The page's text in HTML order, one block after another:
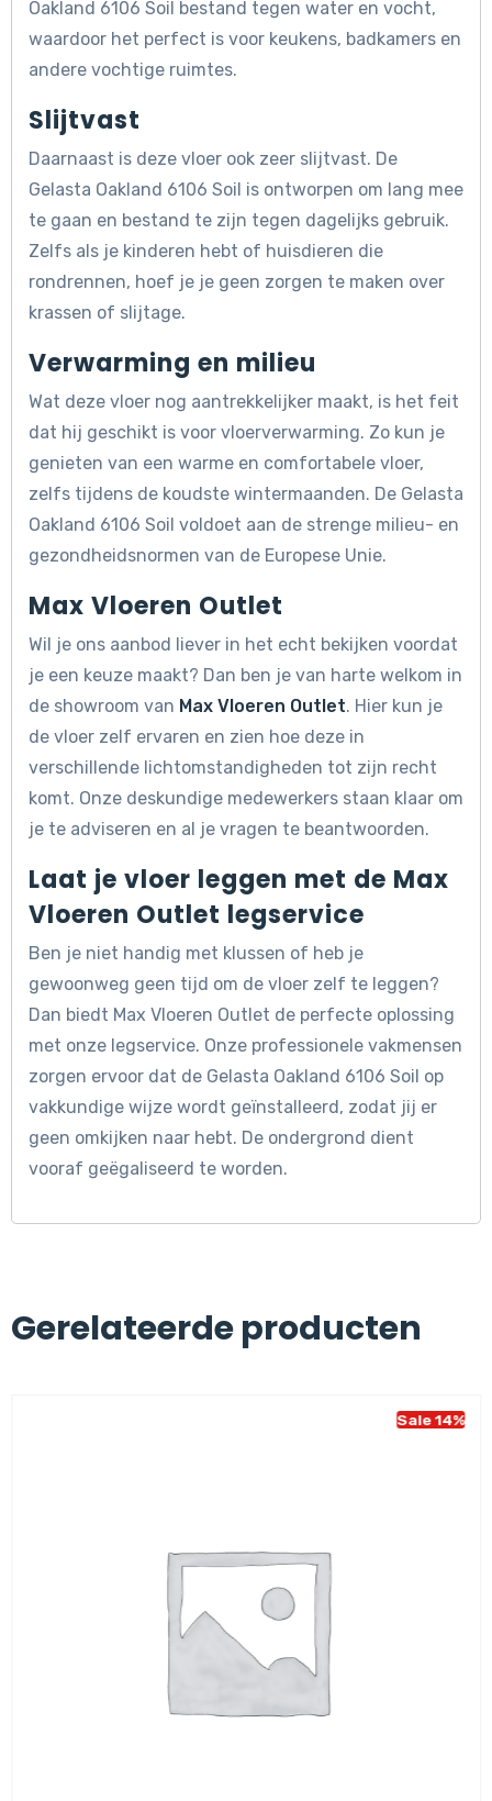
Oakland 6106 Soil bestand tegen water en vocht,
waardoor het perfect is voor keukens, badkamers en
andere vochtige ruimtes.
Slijtvast
Daarnaast is deze vloer ook zeer slijtvast. De
Gelasta Oakland 6106 Soil is ontworpen om lang mee
te gaan en bestand te zijn tegen dagelijks gebruik.
Zelfs als je kinderen hebt of huisdieren die
rondrennen, hoef je je geen zorgen te maken over
krassen of slijtage.
Verwarming en milieu
Wat deze vloer nog aantrekkelijker maakt, is het feit
dat hij geschikt is voor vloerverwarming. Zo kun je
genieten van een warme en comfortabele vloer,
zelfs tijdens de koudste wintermaanden. De Gelasta
Oakland 6106 Soil voldoet aan de strenge milieu- en
gezondheidsnormen van de Europese Unie.
Max Vloeren Outlet
Wil je ons aanbod liever in het echt bekijken voordat
je een keuze maakt? Dan ben je van harte welkom in
de showroom van Max Vloeren Outlet. Hier kun je
de vloer zelf ervaren en zien hoe deze in
verschillende lichtomstandigheden tot zijn recht
komt. Onze deskundige medewerkers staan klaar om
je te adviseren en al je vragen te beantwoorden.
Laat je vloer leggen met de Max
Vloeren Outlet legservice
Ben je niet handig met klussen of heb je
gewoonweg geen tijd om de vloer zelf te leggen?
Dan biedt Max Vloeren Outlet de perfecte oplossing
met onze legservice. Onze professionele vakmensen
zorgen ervoor dat de Gelasta Oakland 6106 Soil op
vakkundige wijze wordt geïnstalleerd, zodat jij er
geen omkijken naar hebt. De ondergrond dient
vooraf geëgaliseerd te worden.
Gerelateerde producten
Sale 14%